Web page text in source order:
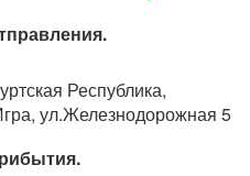
Республика,
ул.Железнодорожная 5